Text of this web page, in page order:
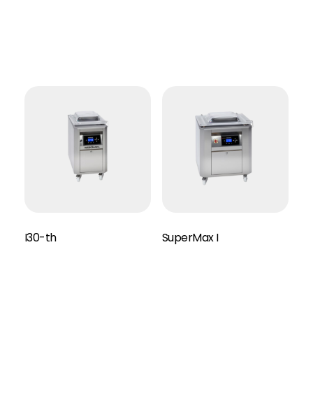
I30-th SuperMax I